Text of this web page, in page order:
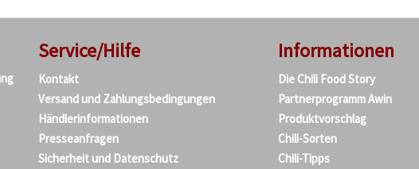
Service/Hilfe
Kontakt
Versand und Zahlungsbedingungen
Händlerinformationen
Presseanfragen
Sicherheit und Datenschutz
Informationen
Die Chili Food Story
Partnerprogramm Awin
Produktvorschlag
Chili-Sorten
Chili-Tipps